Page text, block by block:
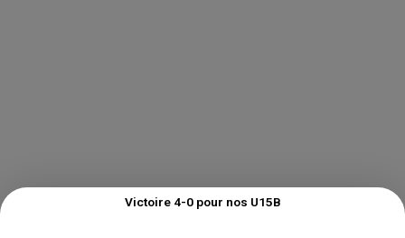
Victoire 4-0 pour nos U15B